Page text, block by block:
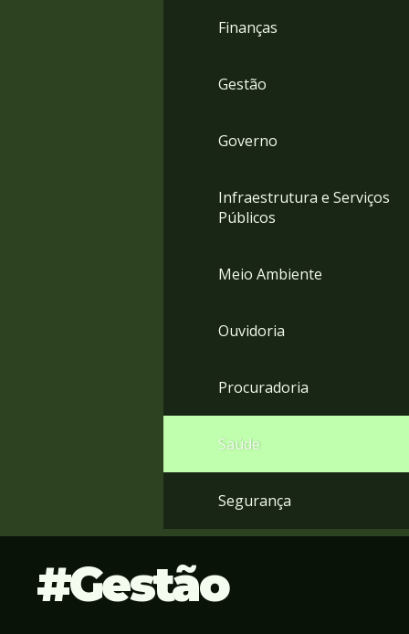
Finanças
Gestão
Governo
Infraestrutura e Serviços
Públicos
Meio Ambiente
Ouvidoria
Procuradoria
Saúde
Segurança
Gestão